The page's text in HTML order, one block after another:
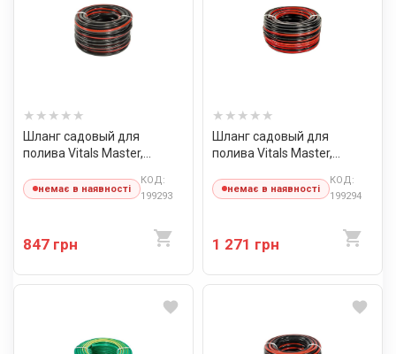
Шланг садовый для
полива Vitals Master,
немає в наявності
КОД:
199293
847 грн
Шланг садовый для
полива Vitals Master,
немає в наявності
КОД:
199294
1 271 грн